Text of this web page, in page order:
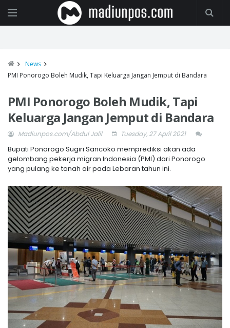
News
PMI Ponorogo Boleh Mudik, Tapi Keluarga Jangan Jemput di Bandara
PMI Ponorogo Boleh Mudik, Tapi
Keluarga Jangan Jemput di Bandara
Madiunpos.com/Abdul Jalil Tuesday, 27 April 2021
Bupati Ponorogo Sugiri Sancoko memprediksi akan ada
gelombang pekerja migran Indonesia (PMI) dari Ponorogo
yang pulang ke tanah air pada Lebaran tahun ini.